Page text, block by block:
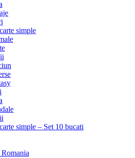
simple
simple – Set 10 bucati